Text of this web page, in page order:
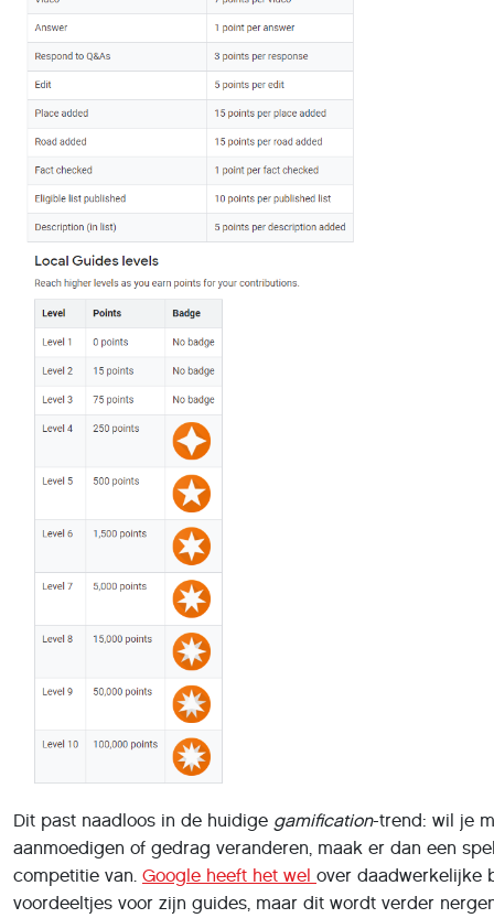
Deel dit artikel
Dit past naadloos in de huidigegamification
aanmoedigen of gedrag veranderen, maak er dan een
competitie van.
Google heeft het welover daadwerkelijke
voordeeltjes voor zijn guides, maar dit wordt verder
gemaakt of benadrukt.
De punten die de Local Guide verdient, dienen niet tot
wereld en zijn dus vooral een beloning op zichzelf. Voor
een app die steeds meer te bieden heeft en voor een
meer weet over onze leefwereld en onze ervaringen.